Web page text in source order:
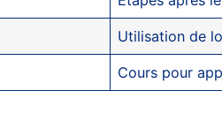
Utilisation de
Cours pour